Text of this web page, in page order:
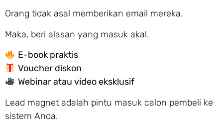
Orang tidak asal memberikan email mereka.
Maka, beri alasan yang masuk akal.
E-book praktis
Voucher diskon
Webinar atau video eksklusif
Lead magnet adalah pintu masuk calon pembeli ke
sistem Anda.